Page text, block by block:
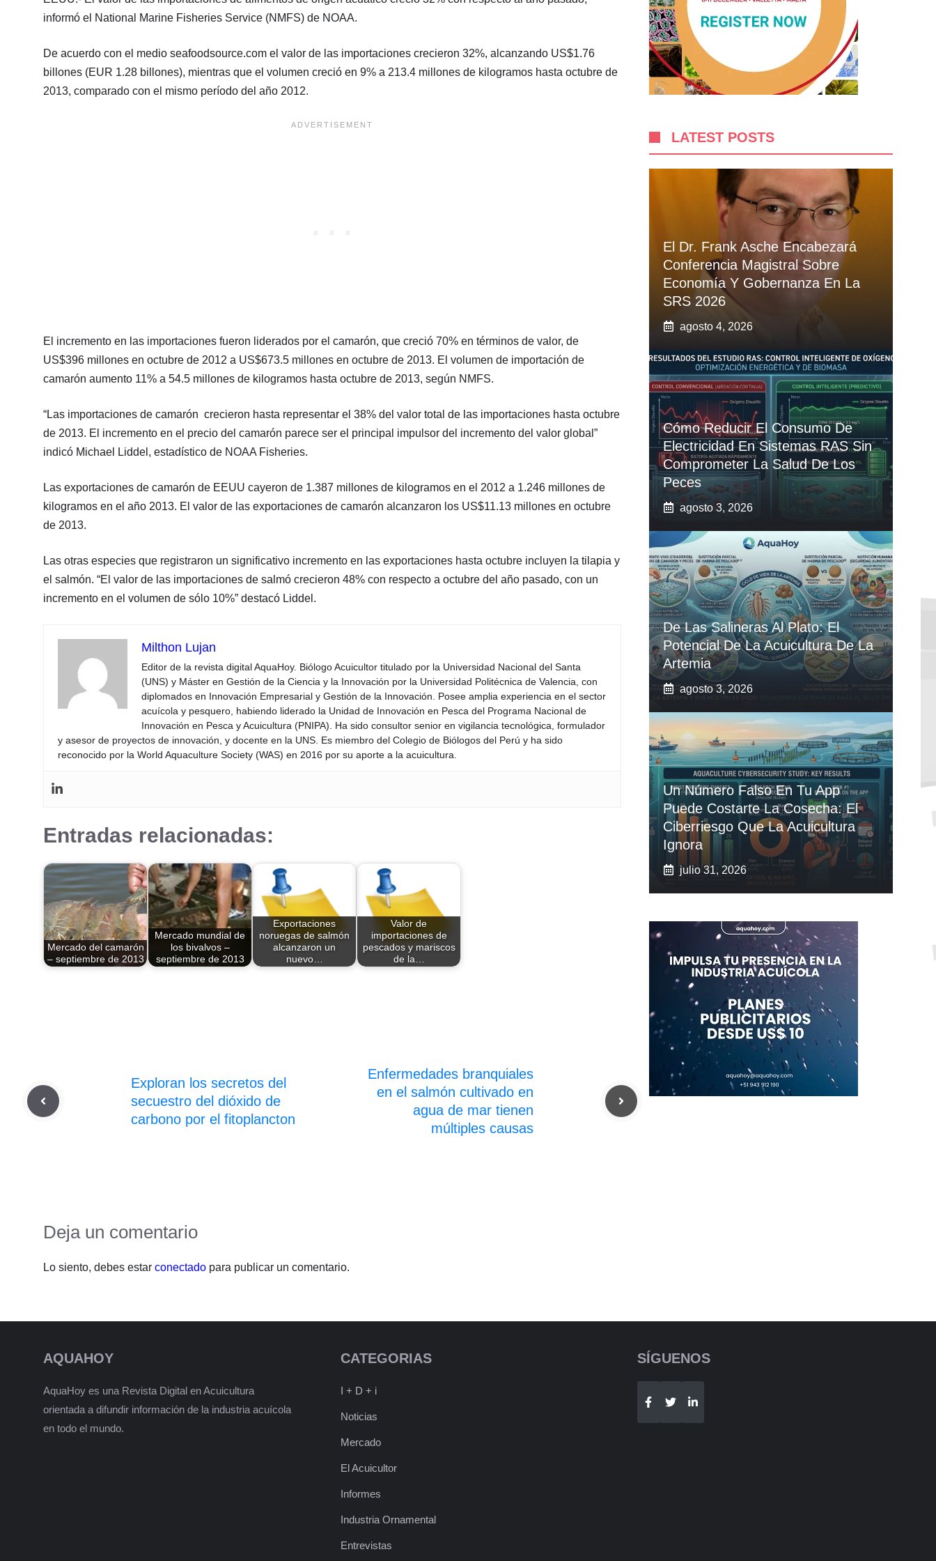
informó el National Marine Fisheries Service (NMFS) de NOAA.
De acuerdo con el medio seafoodsource.com el valor de las importaciones crecieron 32%, alcanzando US$1.76
billones (EUR 1.28 billones), mientras que el volumen creció en 9% a 213.4 millones de kilogramos hasta octubre de
2013, comparado con el mismo período del año 2012.
El incremento en las importaciones fueron liderados por el camarón, que creció 70% en términos de valor, de
US$396 millones en octubre de 2012 a US$673.5 millones en octubre de 2013. El volumen de importación de
camarón aumento 11% a 54.5 millones de kilogramos hasta octubre de 2013, según NMFS.
“Las importaciones de camarón crecieron hasta representar el 38% del valor total de las importaciones hasta octubre
de 2013. El incremento en el precio del camarón parece ser el principal impulsor del incremento del valor global”
indicó Michael Liddel, estadístico de NOAA Fisheries.
Las exportaciones de camarón de EEUU cayeron de 1.387 millones de kilogramos en el 2012 a 1.246 millones de
kilogramos en el año 2013. El valor de las exportaciones de camarón alcanzaron los US$11.13 millones en octubre
de 2013.
Las otras especies que registraron un significativo incremento en las exportaciones hasta octubre incluyen la tilapia y
el salmón. “El valor de las importaciones de salmó crecieron 48% con respecto a octubre del año pasado, con un
incremento en el volumen de sólo 10%” destacó Liddel.
Milthon Lujan
Editor de la revista digital AquaHoy. Biólogo Acuicultor titulado por la Universidad Nacional del Santa
(UNS) y Máster en Gestión de la Ciencia y la Innovación por la Universidad Politécnica de Valencia, con
diplomados en Innovación Empresarial y Gestión de la Innovación. Posee amplia experiencia en el sector
acuícola y pesquero, habiendo liderado la Unidad de Innovación en Pesca del Programa Nacional de
Innovación en Pesca y Acuicultura (PNIPA). Ha sido consultor senior en vigilancia tecnológica, formulador
y asesor de proyectos de innovación, y docente en la UNS. Es miembro del Colegio de Biólogos del Perú y ha sido
reconocido por la World Aquaculture Society (WAS) en 2016 por su aporte a la acuicultura.
Entradas relacionadas:
Mercado del camarón
– septiembre de 2013
Mercado mundial de
los bivalvos –
septiembre de 2013
Exportaciones
noruegas de salmón
alcanzaron un
nuevo…
Valor de
importaciones de
pescados y mariscos
de la…
Exploran los secretos del
secuestro del dióxido de
carbono por el fitoplancton
Enfermedades branquiales
en el salmón cultivado en
agua de mar tienen
múltiples causas
Deja un comentario
Lo siento, debes estar conectado para publicar un comentario.
LATEST POSTS
El Dr. Frank Asche Encabezará
Conferencia Magistral Sobre
Economía Y Gobernanza En La
SRS 2026
agosto 4, 2026
Cómo Reducir El Consumo De
Electricidad En Sistemas RAS Sin
Comprometer La Salud De Los
Peces
agosto 3, 2026
De Las Salineras Al Plato: El
Potencial De La Acuicultura De La
Artemia
agosto 3, 2026
Un Número Falso En Tu App
Puede Costarte La Cosecha: El
Ciberriesgo Que La Acuicultura
Ignora
julio 31, 2026
AQUAHOY
AquaHoy es una Revista Digital en Acuicultura
orientada a difundir información de la industria acuícola
en todo el mundo.
CATEGORIAS
I + D + i
Noticias
Mercado
El Acuicultor
Informes
Industria Ornamental
Entrevistas
SÍGUENOS
Telegram